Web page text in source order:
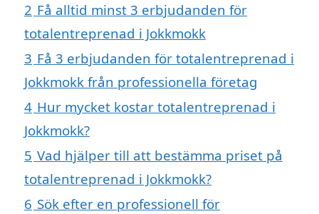
2 Få alltid minst 3 erbjudanden för
totalentreprenad i Jokkmokk
3 Få 3 erbjudanden för totalentreprenad i
Jokkmokk från professionella företag
4 Hur mycket kostar totalentreprenad i
Jokkmokk?
5 Vad hjälper till att bestämma priset på
totalentreprenad i Jokkmokk?
6 Sök efter en professionell för